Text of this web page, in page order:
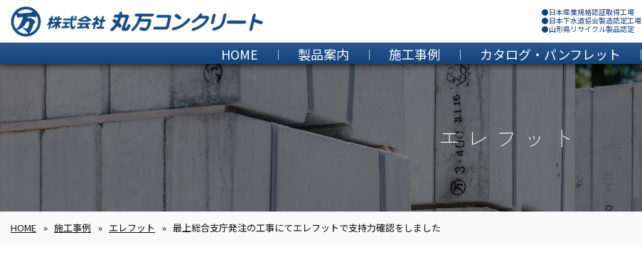
●日本産業規格認証取得工場
●日本下水道協会製造認定工場
●山形県リサイクル製品認定
HOME 製品案内 施工事例 カタログ・パンフレット
エレフット
HOME » 施工事例 » エレフット » 最上総合支庁発注の工事にてエレフットで支持力確認をしました